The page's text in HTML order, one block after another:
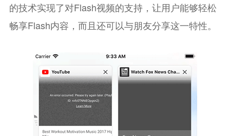
的技术实现了对Flash视频的支持，让用户能够轻松
畅享Flash内容，而且还可以与朋友分享这一特性。